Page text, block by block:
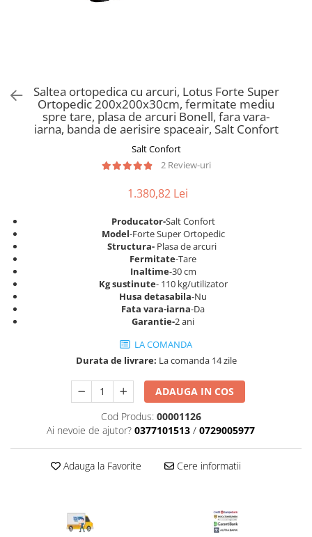
Saltele Memory Pocket
Saltele cu plasa arcuri
Saltele cu spuma
Saltele cu spuma poliuretanica
Saltele 140x200
Saltele 160x200
Saltele 180x200
Top saltele
Top saltele 5 cm
Top saltele memory 5 cm
Top saltele MemoHR 6.5 cm
Saltele ieftine
Saltele cu plasa de arcuri
Saltele cu spuma
Scaune pentru living
Seturi comode living si vitrine
Mobila living
Etajere Birou
Dulap birou
Birouri
Scaune pentru birou
Scaune pentru vizitatori
Scaune manager
Mese bucatarie
Scaune pentru bucatarie
Mobila bucatarie
Seturi mese si scaune bucatarie
Mobilier hol
Suporturi si rafturi pantofi
Seturi mobilier hol
Scaune birou copii
Scaune resigilate
Scaune gradinita
Scaune terasa si outdoor
Saltea ortopedica cu arcuri, Lotus Forte Super
Ortopedic 200x200x30cm, fermitate mediu
spre tare, plasa de arcuri Bonell, fara vara-
iarna, banda de aerisire spaceair, Salt Confort
Salt Confort
2 Review-uri
1.380,82 Lei
Producator-Salt Confort
Model-Forte Super Ortopedic
Structura- Plasa de arcuri
Fermitate-Tare
Inaltime-30 cm
Kg sustinute- 110 kg/utilizator
Husa detasabila-Nu
Fata vara-iarna-Da
Garantie-2 ani
LA COMANDA
Durata de livrare: La comanda 14 zile
ADAUGA IN COS
Cod Produs: 00001126
Ai nevoie de ajutor? 0377101513 / 0729005977
Adauga la Favorite Cere informatii